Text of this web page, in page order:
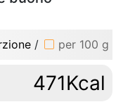
/ per 100 g
471Kcal